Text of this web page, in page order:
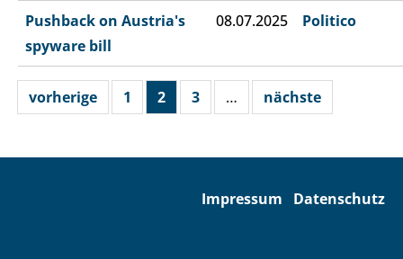
Pushback on Austria's
spyware bill
08.07.2025 Politico
vorherige 1 2 3 … nächste
Impressum Datenschutz